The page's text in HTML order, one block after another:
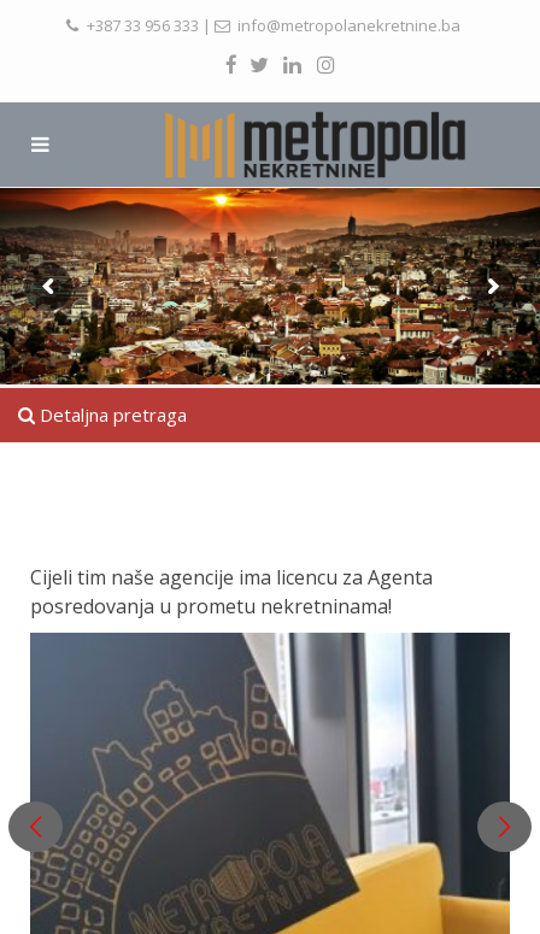
+387 33 956 333 | info@metropolanekretnine.ba
Detaljna pretraga
Cijeli tim naše agencije ima licencu za Agenta
posredovanja u prometu nekretninama!